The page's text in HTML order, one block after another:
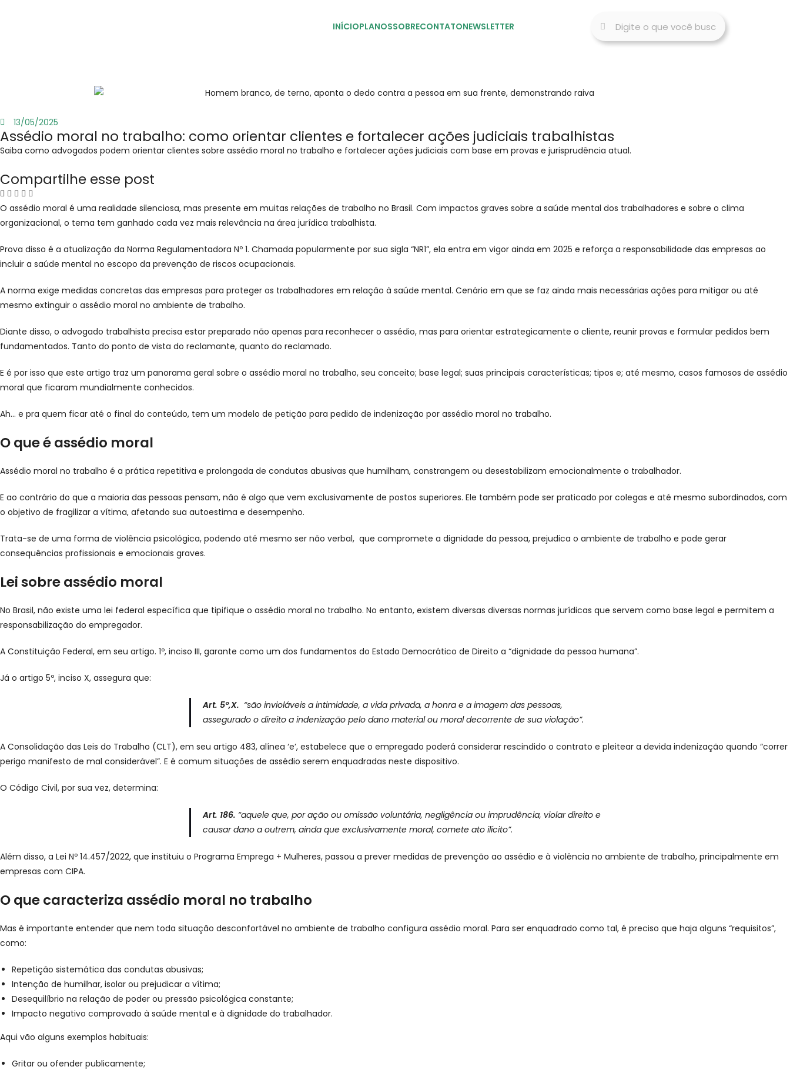
INÍCIOPLANOSSOBRECONTATONEWSLETTER
13/05/2025
Assédio moral no trabalho: como orientar clientes e fortalecer ações judiciais trabalhistas
Saiba como advogados podem orientar clientes sobre assédio moral no trabalho e fortalecer ações judiciais com base em provas e jurisprudência atual.
Compartilhe esse post
O assédio moral é uma realidade silenciosa, mas presente em muitas relações de trabalho no Brasil. Com impactos graves sobre a saúde mental dos trabalhadores e sobre o clima
organizacional, o tema tem ganhado cada vez mais relevância na área jurídica trabalhista.
Prova disso é a atualização da Norma Regulamentadora Nº 1. Chamada popularmente por sua sigla “NR1”, ela entra em vigor ainda em 2025 e reforça a responsabilidade das empresas ao
incluir a saúde mental no escopo da prevenção de riscos ocupacionais.
A norma exige medidas concretas das empresas para proteger os trabalhadores em relação à saúde mental. Cenário em que se faz ainda mais necessárias ações para mitigar ou até
mesmo extinguir o assédio moral no ambiente de trabalho.
Diante disso, o advogado trabalhista precisa estar preparado não apenas para reconhecer o assédio, mas para orientar estrategicamente o cliente, reunir provas e formular pedidos bem
fundamentados. Tanto do ponto de vista do reclamante, quanto do reclamado.
E é por isso que este artigo traz um panorama geral sobre o assédio moral no trabalho, seu conceito; base legal; suas principais características; tipos e; até mesmo, casos famosos de assédio
moral que ficaram mundialmente conhecidos.
Ah… e pra quem ficar até o final do conteúdo, tem um modelo de petição para pedido de indenização por assédio moral no trabalho.
O que é assédio moral
Assédio moral no trabalho é a prática repetitiva e prolongada de condutas abusivas que humilham, constrangem ou desestabilizam emocionalmente o trabalhador.
E ao contrário do que a maioria das pessoas pensam, não é algo que vem exclusivamente de postos superiores. Ele também pode ser praticado por colegas e até mesmo subordinados, com
o objetivo de fragilizar a vítima, afetando sua autoestima e desempenho.
Trata-se de uma forma de violência psicológica, podendo até mesmo ser não verbal, que compromete a dignidade da pessoa, prejudica o ambiente de trabalho e pode gerar
consequências profissionais e emocionais graves.
Lei sobre assédio moral
No Brasil, não existe uma lei federal específica que tipifique o assédio moral no trabalho. No entanto, existem diversas diversas normas jurídicas que servem como base legal e permitem a
responsabilização do empregador.
A Constituição Federal, em seu artigo. 1º, inciso III, garante como um dos fundamentos do Estado Democrático de Direito a “dignidade da pessoa humana”.
Já o artigo 5º, inciso X, assegura que:
Art. 5º,X. “são invioláveis a intimidade, a vida privada, a honra e a imagem das pessoas,
assegurado o direito a indenização pelo dano material ou moral decorrente de sua violação”.
A Consolidação das Leis do Trabalho (CLT), em seu artigo 483, alínea ‘e’, estabelece que o empregado poderá considerar rescindido o contrato e pleitear a devida indenização quando “correr
perigo manifesto de mal considerável”. E é comum situações de assédio serem enquadradas neste dispositivo.
O Código Civil, por sua vez, determina:
Art. 186. “aquele que, por ação ou omissão voluntária, negligência ou imprudência, violar direito e
causar dano a outrem, ainda que exclusivamente moral, comete ato ilícito”.
Além disso, a Lei Nº 14.457/2022, que instituiu o Programa Emprega + Mulheres, passou a prever medidas de prevenção ao assédio e à violência no ambiente de trabalho, principalmente em
empresas com CIPA.
O que caracteriza assédio moral no trabalho
Mas é importante entender que nem toda situação desconfortável no ambiente de trabalho configura assédio moral. Para ser enquadrado como tal, é preciso que haja alguns “requisitos”,
como:
Repetição sistemática das condutas abusivas;
Intenção de humilhar, isolar ou prejudicar a vítima;
Desequilíbrio na relação de poder ou pressão psicológica constante;
Impacto negativo comprovado à saúde mental e à dignidade do trabalhador.
Aqui vão alguns exemplos habituais:
Gritar ou ofender publicamente;